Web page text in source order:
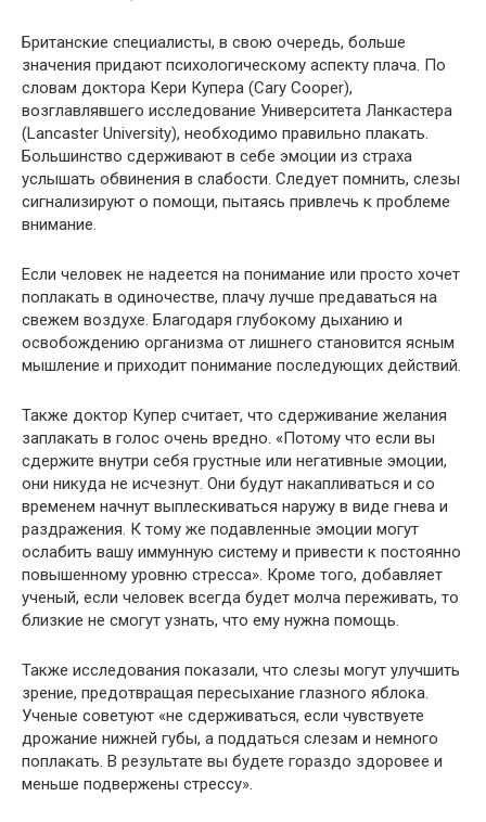
Британские специалисты, в свою очередь, больше
значения придают психологическому аспекту плача. По
словам доктора Кери Купера (Cary Cooper),
возглавлявшего исследование Университета Ланкастера
(Lancaster University), необходимо правильно плакать.
Большинство сдерживают в себе эмоции из страха
услышать обвинения в слабости. Следует помнить, слезы
сигнализируют о помощи, пытаясь привлечь к проблеме
внимание.
Если человек не надеется на понимание или просто хочет
поплакать в одиночестве, плачу лучше предаваться на
свежем воздухе. Благодаря глубокому дыханию и
освобождению организма от лишнего становится ясным
мышление и приходит понимание последующих действий.
Также доктор Купер считает, что сдерживание желания
заплакать в голос очень вредно. «Потому что если вы
сдержите внутри себя грустные или негативные эмоции,
они никуда не исчезнут. Они будут накапливаться и со
временем начнут выплескиваться наружу в виде гнева и
раздражения. К тому же подавленные эмоции могут
ослабить вашу иммунную систему и привести к постоянно
повышенному уровню стресса». Кроме того, добавляет
ученый, если человек всегда будет молча переживать, то
близкие не смогут узнать, что ему нужна помощь.
Также исследования показали, что слезы могут улучшить
зрение, предотвращая пересыхание глазного яблока.
Ученые советуют «не сдерживаться, если чувствуете
дрожание нижней губы, а поддаться слезам и немного
поплакать. В результате вы будете гораздо здоровее и
меньше подвержены стрессу».